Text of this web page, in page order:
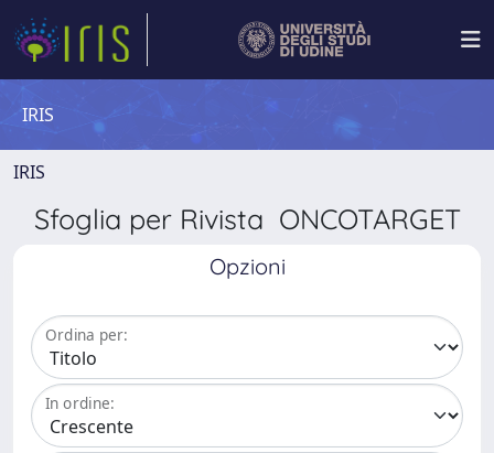
IRIS
IRIS
Sfoglia per Rivista ONCOTARGET
Opzioni
Ordina per:
In ordine: